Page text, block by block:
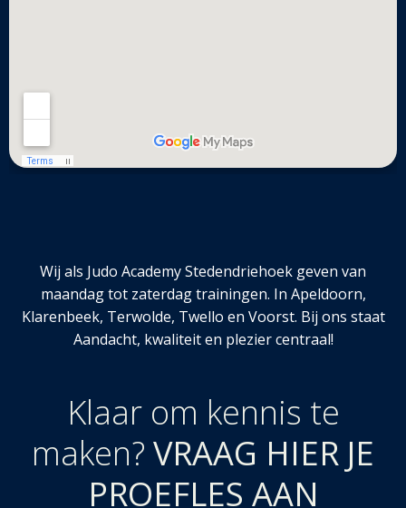
Wij als Judo Academy Stedendriehoek geven van
maandag tot zaterdag trainingen. In Apeldoorn,
Klarenbeek, Terwolde, Twello en Voorst. Bij ons staat
Aandacht, kwaliteit en plezier centraal!
Klaar om kennis te
maken? VRAAG HIER JE
PROEFLES AAN